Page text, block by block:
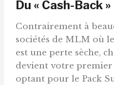
Du « Cash-Back
Contrairement à
sociétés de MLM où
est une perte sèche,
devient votre
optant pour le Pack